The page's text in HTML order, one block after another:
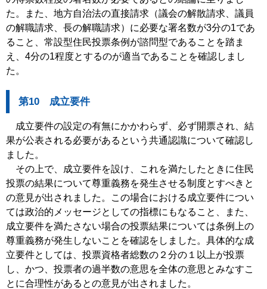
た。また、地方自治法の直接請求（議会の解散請求、議員
の解職請求、長の解職請求）に必要な署名数が3分の1であ
ること、常設型住民投票条例が諮問型であることを踏ま
え、4分の1程度とするのが適当であることを確認しまし
た。
第10 成立要件
成立要件の設定の有無にかかわらず、必ず開票され、結
果が公表される必要があるという共通認識について確認し
ました。
その上で、成立要件を設け、これを満たしたときに住民
投票の結果について尊重義務を発生させる制度とすべきと
の意見が出されました。この場合における成立要件につい
ては政治的メッセージとしての指標にもなること、また、
成立要件を満たさない場合の投票結果については条例上の
尊重義務が発生しないことを確認をしました。具体的な成
立要件としては、投票資格者総数の２分の１以上が投票
し、かつ、投票者の過半数の意思を全体の意思とみなすこ
とに合理性があるとの意見が出されました。